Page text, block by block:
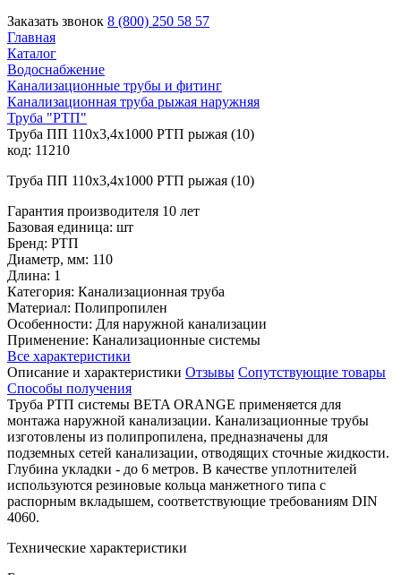
Заказать звонок 8 (800) 250 58 57
Главная
Каталог
Водоснабжение
Канализационные трубы и фитинг
Канализационная труба рыжая наружняя
Труба "РТП"
Труба ПП 110х3,4х1000 РТП рыжая (10)
код: 11210
Труба ПП 110х3,4х1000 РТП рыжая (10)
Гарантия производителя 10 лет
Базовая единица: шт
Бренд: РТП
Диаметр, мм: 110
Длина: 1
Категория: Канализационная труба
Материал: Полипропилен
Особенности: Для наружной канализации
Применение: Канализационные системы
Все характеристики
Описание и характеристики Отзывы Сопутствующие товары
Способы получения
Труба РТП системы BETA ORANGE применяется для
монтажа наружной канализации. Канализационные трубы
изготовлены из полипропилена, предназначены для
подземных сетей канализации, отводящих сточные жидкости.
Глубина укладки - до 6 метров. В качестве уплотнителей
используются резиновые кольца манжетного типа с
распорным вкладышем, соответствующие требованиям DIN
4060.
Технические характеристики